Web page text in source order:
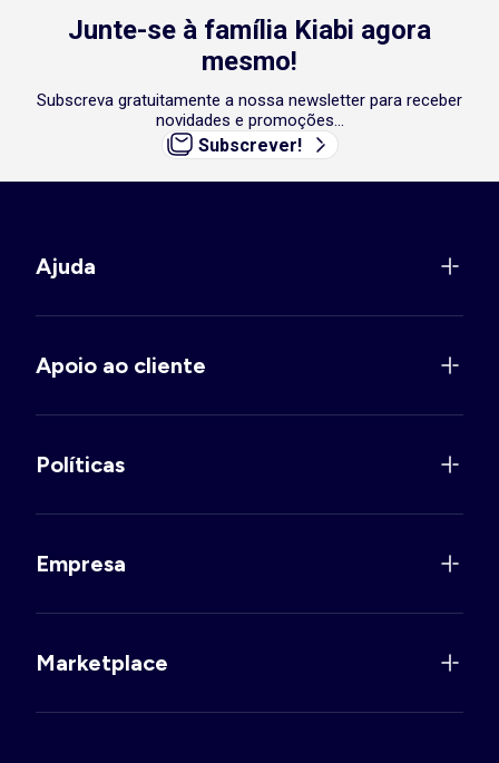
Junte-se à família Kiabi agora
mesmo!
Subscreva gratuitamente a nossa newsletter para receber
novidades e promoções...
Subscrever!
Ajuda
Apoio ao cliente
Políticas
Empresa
Marketplace